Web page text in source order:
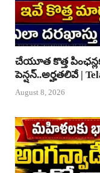
చేయూత కొత్త
పెన్షన్..అర్హతలివే |
August 8, 2026